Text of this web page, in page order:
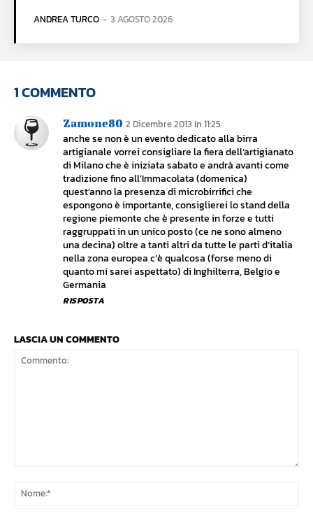
ANDREA TURCO - 3 AGOSTO 2026
1 COMMENTO
Zamone80 2 Dicembre 2013 In 11:25
anche se non è un evento dedicato alla birra
artigianale vorrei consigliare la fiera dell’artigianato
di Milano che è iniziata sabato e andrà avanti come
tradizione fino all’Immacolata (domenica)
quest’anno la presenza di microbirrifici che
espongono è importante, consiglierei lo stand della
regione piemonte che è presente in forze e tutti
raggruppati in un unico posto (ce ne sono almeno
una decina) oltre a tanti altri da tutte le parti d’italia
nella zona europea c’è qualcosa (forse meno di
quanto mi sarei aspettato) di Inghilterra, Belgio e
Germania
RISPOSTA
LASCIA UN COMMENTO